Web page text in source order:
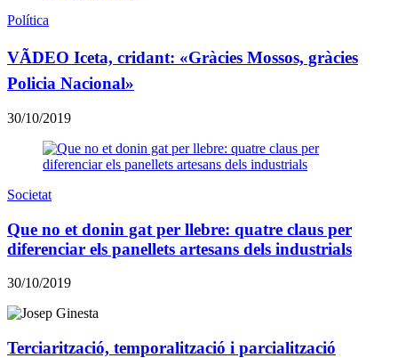
Política
VÃDEO Iceta, cridant: «Gràcies Mossos, gràcies
Policia Nacional»
30/10/2019
Societat
Que no et donin gat per llebre: quatre claus per
diferenciar els panellets artesans dels industrials
30/10/2019
Terciarització, temporalització i parcialització